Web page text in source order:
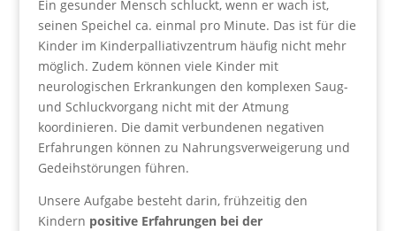
Ein gesunder Mensch schluckt, wenn er wach ist,
seinen Speichel ca. einmal pro Minute. Das ist für die
Kinder im Kinderpalliativzentrum häufig nicht mehr
möglich. Zudem können viele Kinder mit
neurologischen Erkrankungen den komplexen Saug-
und Schluckvorgang nicht mit der Atmung
koordinieren. Die damit verbundenen negativen
Erfahrungen können zu Nahrungsverweigerung und
Gedeihstörungen führen.
Unsere Aufgabe besteht darin, frühzeitig den
Kindern positive Erfahrungen bei der